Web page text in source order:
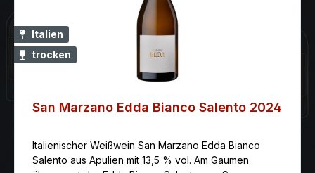
Italien
trocken
San Marzano Edda Bianco Salento 2024
Italienischer Weißwein San Marzano Edda Bianco
Salento aus Apulien mit 13,5 % vol. Am Gaumen